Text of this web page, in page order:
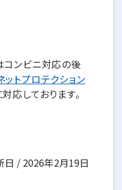
コンビニ対応の後
ットプロテクション
対応しております。
日 / 2026年2月19日